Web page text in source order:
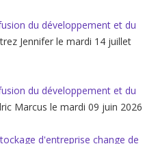
du développement et du
Jennifer le mardi 14 juillet
du développement et du
Marcus le mardi 09 juin 2026
d'entreprise change de